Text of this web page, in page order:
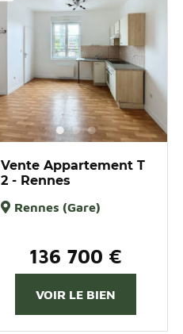
Vente Appartement T
2 - Rennes
Rennes (Gare)
136 700 €
VOIR LE BIEN